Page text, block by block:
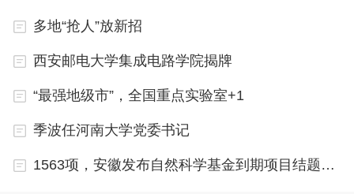
多地“抢人”放新招
西安邮电大学集成电路学院揭牌
“最强地级市”，全国重点实验室+1
季波任河南大学党委书记
1563项，安徽发布自然科学基金到期项目结题通知